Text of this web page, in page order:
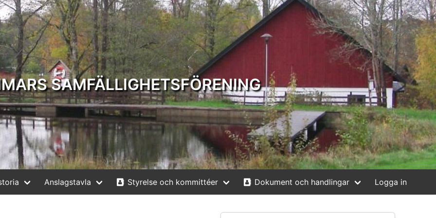
SAMFÄLLIGHETSFÖRENING
Anslagstavla Styrelse och kommittéer Dokument och handlingar Logga in